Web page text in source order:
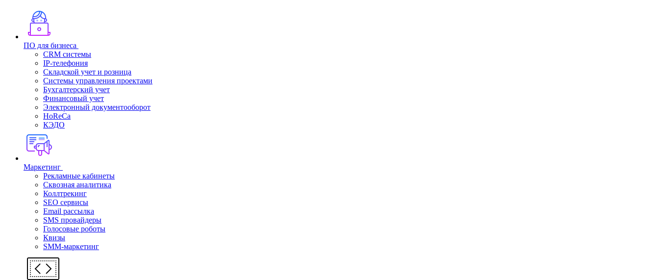
ПО для бизнеса
CRM системы
IP-телефония
Складской учет и розница
Системы управления проектами
Бухгалтерский учет
Финансовый учет
Электронный документооборот
HoReCa
КЭДО
Маркетинг
Рекламные кабинеты
Cквозная аналитика
Коллтрекинг
SEO сервисы
Email расcылка
SMS провайдеры
Голосовые роботы
Квизы
SMM-маркетинг